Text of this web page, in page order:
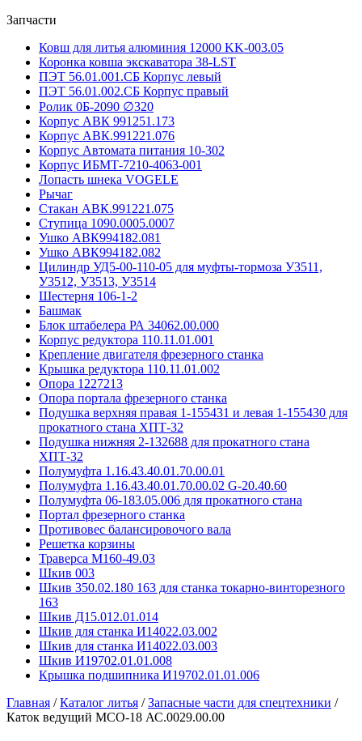
Запчасти
Ковш для литья алюминия 12000 KK-003.05
Коронка ковша экскаватора 38-LST
ПЭТ 56.01.001.СБ Корпус левый
ПЭТ 56.01.002.СБ Корпус правый
Ролик 0Б-2090 ∅320
Корпус АВК 991251.173
Корпус АВК.991221.076
Корпус Автомата питания 10-302
Корпус ИБМТ-7210-4063-001
Лопасть шнека VOGELE
Рычаг
Стакан АВК.991221.075
Ступица 1090.0005.0007
Ушко АВК994182.081
Ушко АВК994182.082
Цилиндр УД5-00-110-05 для муфты-тормоза У3511,
У3512, У3513, У3514
Шестерня 106-1-2
Башмак
Блок штабелера РА 34062.00.000
Корпус редуктора 110.11.01.001
Крепление двигателя фрезерного станка
Крышка редуктора 110.11.01.002
Опора 1227213
Опора портала фрезерного станка
Подушка верхняя правая 1-155431 и левая 1-155430 для
прокатного стана ХПТ-32
Подушка нижняя 2-132688 для прокатного стана
ХПТ-32
Полумуфта 1.16.43.40.01.70.00.01
Полумуфта 1.16.43.40.01.70.00.02 G-20.40.60
Полумуфта 06-183.05.006 для прокатного стана
Портал фрезерного станка
Противовес балансировочого вала
Решетка корзины
Траверса М160-49.03
Шкив 003
Шкив 350.02.180 163 для станка токарно-винторезного
163
Шкив Д15.012.01.014
Шкив для станка И14022.03.002
Шкив для станка И14022.03.003
Шкив И19702.01.01.008
Крышка подшипника И19702.01.01.006
Главная /Каталог литья /Запасные части для спецтехники /
Каток ведущий МСО-18 АС.0029.00.00